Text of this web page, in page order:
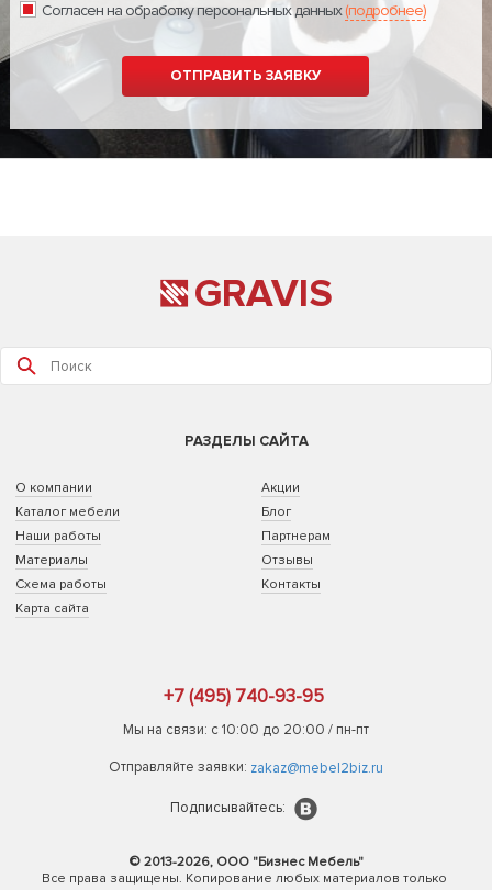
Согласен на обработку персональных данных(подробнее)
GRAVIS
РАЗДЕЛЫ САЙТА
О компании
Каталог мебели
Наши работы
Материалы
Схема работы
Карта сайта
Акции
Блог
Партнерам
Отзывы
Контакты
+7 (495) 740-93-95
Мы на связи: с 10:00 до 20:00 / пн-пт
Отправляйте заявки: zakaz@mebel2biz.ru
Подписывайтесь:
© 2013-2026, ООО "Бизнес Мебель"
Все права защищены. Копирование любых материалов только